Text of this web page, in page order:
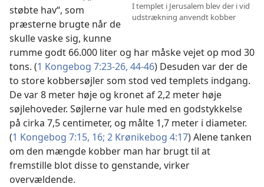
I templet i Jerusalem blev der i vid
udstrækning anvendt kobber
støbte hav“, som
præsterne brugte når de
skulle vaske sig, kunne
rumme godt 66.000 liter og har måske vejet op mod 30
tons. (1 Kongebog 7:23-26, 44-46) Desuden var der de
to store kobbersøjler som stod ved templets indgang.
De var 8 meter høje og kronet af 2,2 meter høje
søjlehoveder. Søjlerne var hule med en godstykkelse
på cirka 7,5 centimeter, og målte 1,7 meter i diameter.
(1 Kongebog 7:15, 16; 2 Krønikebog 4:17) Alene tanken
om den mængde kobber man har brugt til at
fremstille blot disse to genstande, virker
overvældende.